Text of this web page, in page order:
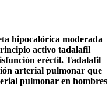
hipocalórica moderada
activo tadalafil
eréctil. Tadalafil
arterial pulmonar que
pulmonar en hombres